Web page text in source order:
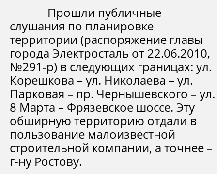
Прошли публичные
слушания по планировке
территории (распоряжение главы
города Электросталь от 22.06.2010,
№291-р) в следующих границах: ул.
Корешкова – ул. Николаева – ул.
Парковая – пр. Чернышевского – ул.
8 Марта – Фрязевское шоссе. Эту
обширную территорию отдали в
пользование малоизвестной
строительной компании, а точнее –
г-ну Ростову.